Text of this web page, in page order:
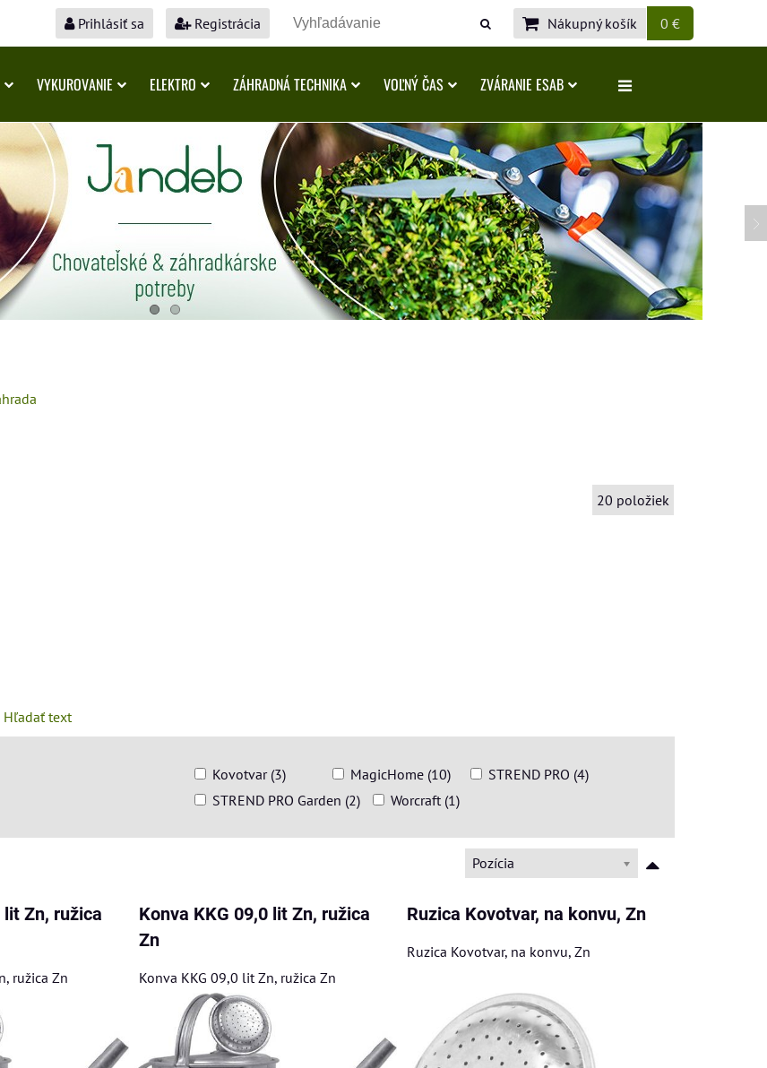
Prihlásiť sa Registrácia Nákupný košík 0 €
VYKUROVANIE ELEKTRO ZÁHRADNÁ TECHNIKA VOĽNÝ ČAS ZVÁRANIE ESAB
20 položiek
Hľadať text
Kovotvar (3) MagicHome (10)
STREND PRO (4)
STREND PRO Garden (2)
Worcraft (1)
Pozícia
lit Zn, ružica
ružica Zn
Konva KKG 09,0 lit Zn, ružica
Zn
Konva KKG 09,0 lit Zn, ružica Zn
Ruzica Kovotvar, na konvu, Zn
Ruzica Kovotvar, na konvu, Zn